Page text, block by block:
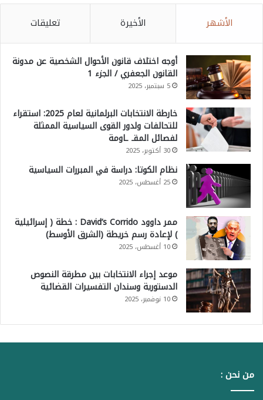
الأشهر الأخيرة تعليقات
أوجه اختلاف قانون الأحوال الشخصية عن مدونة
القانون الجعفري / الجزء 1
5 سبتمبر، 2025
خارطة الانتخابات البرلمانية لعام 2025: استقراء
للتحالفات ولدور القوى السياسية الممثلة
لفصائل المقـ ـاومة
30 أكتوبر، 2025
نظام الكوتا: دراسة في المبررات السياسية
25 أغسطس، 2025
ممر داوود David’s Corrido : خطة ( إسرائيلية
) لإعادة رسم خريطة (الشرق الأوسط)
10 أغسطس، 2025
موعد إجراء الانتخابات بين مطرقة النصوص
الدستورية وسندان التفسيرات القضائية
10 نوفمبر، 2025
من نحن :